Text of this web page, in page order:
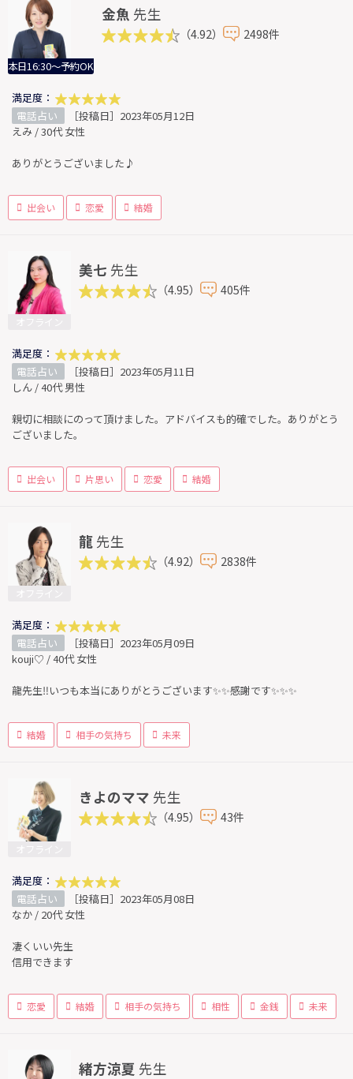
本日16:30～予約OK
金魚 先生
（4.92） 2498件
満足度：
電話占い
［投稿日］2023年05月12日
えみ / 30代 女性
ありがとうございました♪
出会い 恋愛 結婚
美七 先生
（4.95） 405件
満足度：
電話占い
［投稿日］2023年05月11日
しん / 40代 男性
親切に相談にのって頂けました。アドバイスも的確でした。ありがとう
ございました。
出会い 片思い 恋愛 結婚
龍 先生
（4.92） 2838件
満足度：
電話占い
［投稿日］2023年05月09日
kouji♡ / 40代 女性
龍先生‼️いつも本当にありがとうございます✨✨感謝です✨✨️✨
結婚 相手の気持ち 未来
きよのママ 先生
（4.95） 43件
満足度：
電話占い
［投稿日］2023年05月08日
なか / 20代 女性
凄くいい先生
信用できます
恋愛 結婚 相手の気持ち 相性 金銭 未来
緒方涼夏 先生